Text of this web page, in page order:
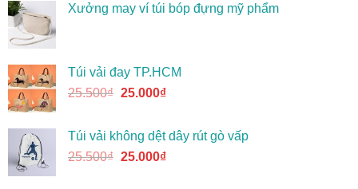
Xưởng may ví túi bóp đựng mỹ phẩm
Túi vải đay TP.HCM
25.500₫ 25.000₫
Túi vải không dệt dây rút gò vấp
25.500₫ 25.000₫